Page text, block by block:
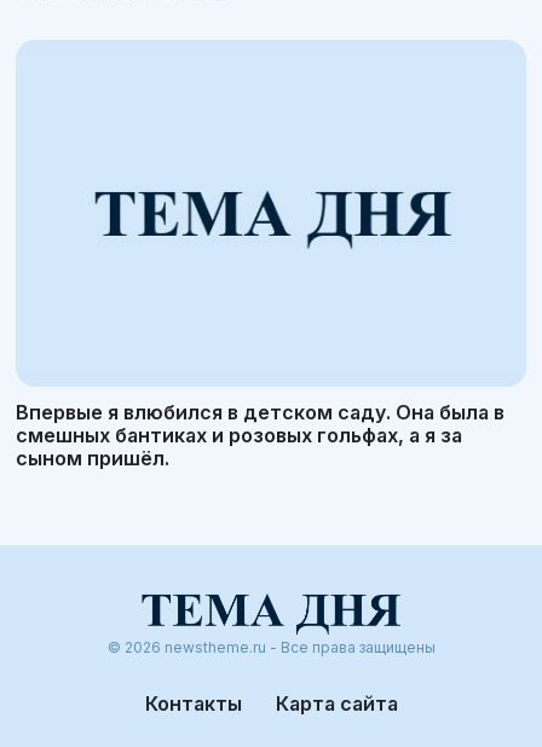
Впервые я влюбился в детском саду. Она была в
смешных бантиках и розовых гольфах, а я за
сыном пришёл.
© 2026 newstheme.ru - Все права защищены
Контакты Карта сайта